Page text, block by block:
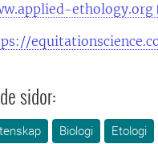
ethology.org
sidor:
Biologi Etologi